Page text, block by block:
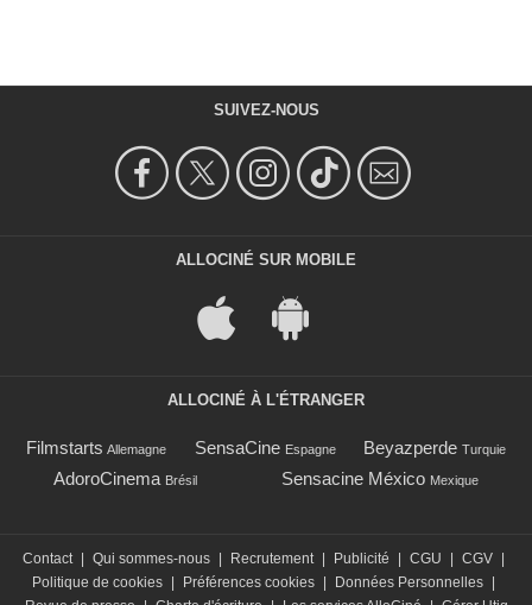
SUIVEZ-NOUS
ALLOCINÉ SUR MOBILE
ALLOCINÉ À L'ÉTRANGER
Filmstarts Allemagne SensaCine Espagne Beyazperde Turquie
AdoroCinema Brésil Sensacine México Mexique
Contact | Qui sommes-nous | Recrutement | Publicité | CGU | CGV |
Politique de cookies | Préférences cookies | Données Personnelles |